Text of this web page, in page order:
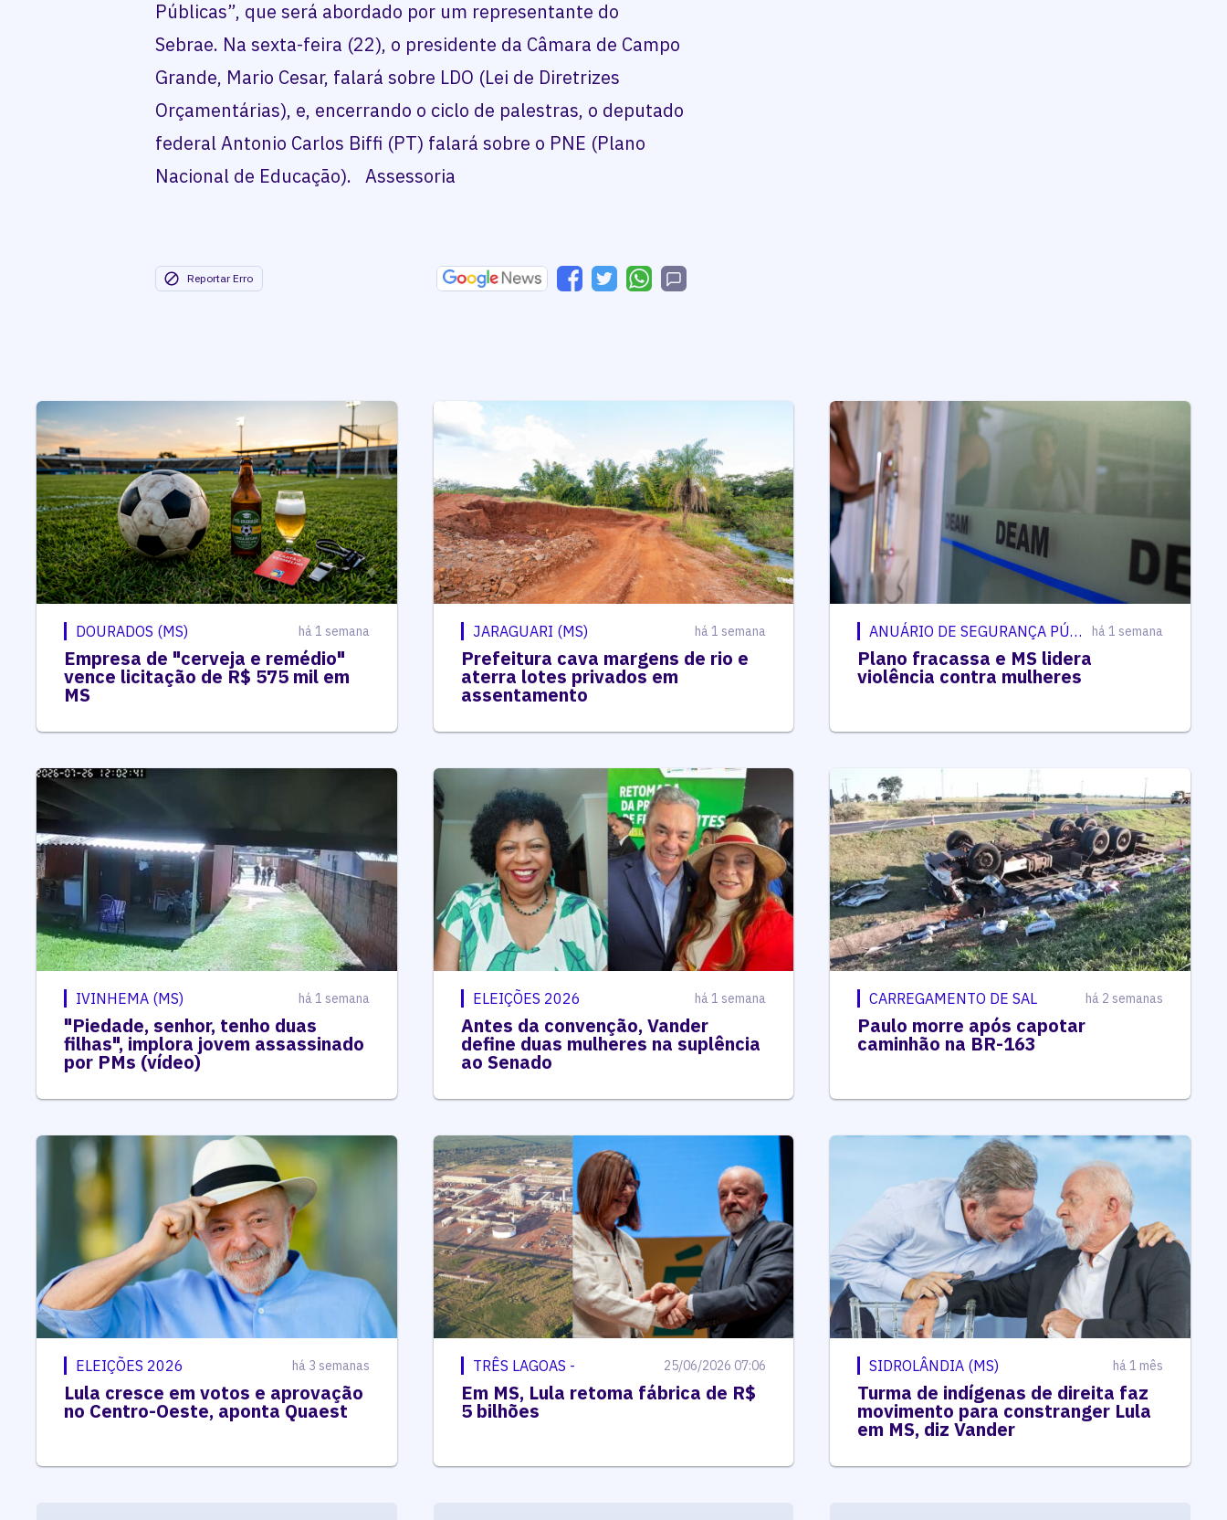
Públicas”, que será abordado por um representante do
Sebrae. Na sexta-feira (22), o presidente da Câmara de Campo
Grande, Mario Cesar, falará sobre LDO (Lei de Diretrizes
Orçamentárias), e, encerrando o ciclo de palestras, o deputado
federal Antonio Carlos Biffi (PT) falará sobre o PNE (Plano
Nacional de Educação). Assessoria
Reportar Erro
DOURADOS (MS) há 1 semana
Empresa de "cerveja e remédio"
vence licitação de R$ 575 mil em
MS
JARAGUARI (MS) há 1 semana
Prefeitura cava margens de rio e
aterra lotes privados em
assentamento
ANUÁRIO DE SEGURANÇA PÚBLICA há 1 semana
Plano fracassa e MS lidera
violência contra mulheres
IVINHEMA (MS) há 1 semana
"Piedade, senhor, tenho duas
filhas", implora jovem assassinado
por PMs (vídeo)
ELEIÇÕES 2026 há 1 semana
Antes da convenção, Vander
define duas mulheres na suplência
ao Senado
CARREGAMENTO DE SAL há 2 semanas
Paulo morre após capotar
caminhão na BR-163
ELEIÇÕES 2026 há 3 semanas
Lula cresce em votos e aprovação
no Centro-Oeste, aponta Quaest
TRÊS LAGOAS - 25/06/2026 07:06
Em MS, Lula retoma fábrica de R$
5 bilhões
SIDROLÂNDIA (MS) há 1 mês
Turma de indígenas de direita faz
movimento para constranger Lula
em MS, diz Vander